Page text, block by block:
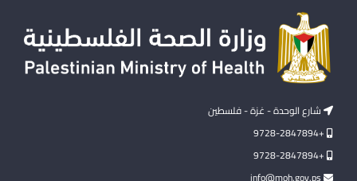
شارع الوحدة - غزة - فلسطين
+9728-2847894
+9728-2847894